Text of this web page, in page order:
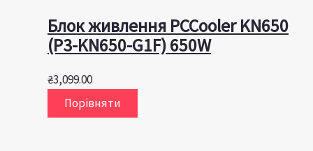
Блок живлення PCCooler KN650
(P3-KN650-G1F) 650W
₴3,099.00
Порівняти